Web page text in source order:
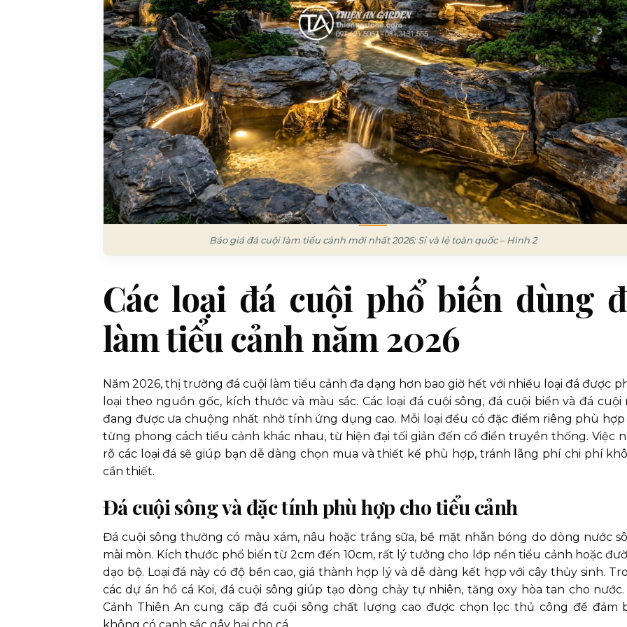
Báo giá đá cuội làm tiểu cảnh mới nhất 2026: Sỉ và lẻ toàn quốc – Hình 2
Các loại đá cuội phổ biến dùng
làm tiểu cảnh năm 2026
Năm 2026, thị trường đá cuội làm tiểu cảnh đa dạng hơn bao giờ hết với nhiều loại đá được
loại theo nguồn gốc, kích thước và màu sắc. Các loại đá cuội sông, đá cuội biển và đá cuội
đang được ưa chuộng nhất nhờ tính ứng dụng cao. Mỗi loại đều có đặc điểm riêng phù hợp
từng phong cách tiểu cảnh khác nhau, từ hiện đại tối giản đến cổ điển truyền thống. Việc
rõ các loại đá sẽ giúp bạn dễ dàng chọn mua và thiết kế phù hợp, tránh lãng phí chi phí
cần thiết.
Đá cuội sông và đặc tính phù hợp cho tiểu cảnh
Đá cuội sông thường có màu xám, nâu hoặc trắng sữa, bề mặt nhẵn bóng do dòng nước
mài mòn. Kích thước phổ biến từ 2cm đến 10cm, rất lý tưởng cho lớp nền tiểu cảnh hoặc
dạo bộ. Loại đá này có độ bền cao, giá thành hợp lý và dễ dàng kết hợp với cây thủy sinh.
các dự án hồ cá Koi, đá cuội sông giúp tạo dòng chảy tự nhiên, tăng oxy hòa tan cho
Cảnh Thiên An cung cấp đá cuội sông chất lượng cao được chọn lọc thủ công để đảm